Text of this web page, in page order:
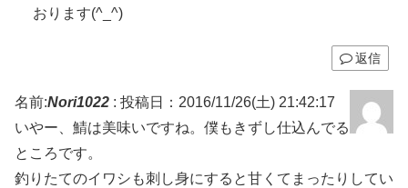
おります(^_^)
返信
名前:Nori1022 : 投稿日：2016/11/26(土) 21:42:17
いやー、鯖は美味いですね。僕もきずし仕込んでる
ところです。
釣りたてのイワシも刺し身にすると甘くてまったりしてい